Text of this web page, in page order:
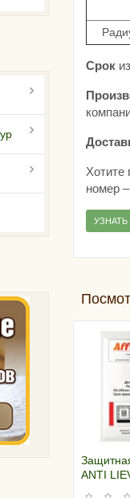
Срок
Хотите
номер
ANTI